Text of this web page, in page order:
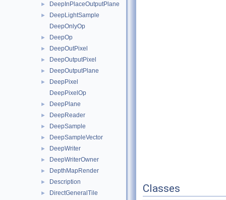
► DeepInPlaceOutputPlane
►
DeepLightSample
DeepOnlyOp
► DeepOp
► DeepOutPixel
► DeepOutputPixel
► DeepOutputPlane
►
DeepPixel
DeepPixelOp
► DeepPlane
► DeepReader
► DeepSample
► DeepSampleVector
► DeepWriter
► DeepWriterOwner
► DepthMapRender
► Description
► DirectGeneralTile Classes